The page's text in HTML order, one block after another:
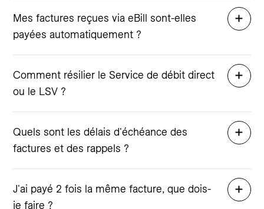
Mes factures reçues via eBill sont-elles
payées automatiquement ?
Comment résilier le Service de débit direct
ou le LSV ?
Quels sont les délais d'échéance des
factures et des rappels ?
J'ai payé 2 fois la même facture, que dois-
je faire ?